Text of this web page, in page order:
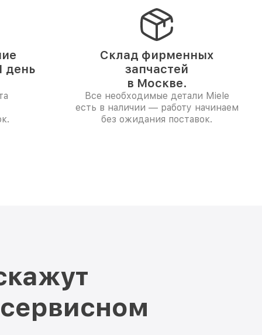
день
Склад фирменных
запчастей
в Москве.
Все необходимые детали Miele
есть в наличии — работу начинаем
без ожидания поставок.